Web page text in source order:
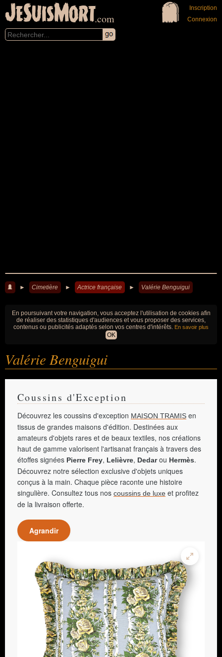
JeSuisMort.com
Inscription
Connexion
► Cimetière ► Actrice française ► Valérie Benguigui
En poursuivant votre navigation, vous acceptez l'utilisation de cookies afin
de réaliser des statistiques d'audiences et vous proposer des services,
contenus ou publicités adaptés selon vos centres d'intérêts. En savoir plus
OK
Valérie Benguigui
Coussins d'Exception
Découvrez les coussins d'exception MAISON TRAMIS en
tissus de grandes maisons d'édition. Destinées aux
amateurs d'objets rares et de beaux textiles, nos créations
haut de gamme valorisent l'artisanat français à travers des
étoffes signées Pierre Frey, Lelièvre, Dedarou Hermès.
Découvrez notre sélection exclusive d'objets uniques
conçus à la main. Chaque pièce raconte une histoire
singulière. Consultez tous nos coussins de luxe et profitez
de la livraison offerte.
Agrandir